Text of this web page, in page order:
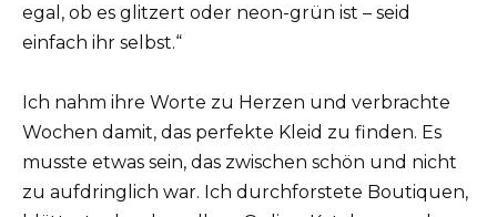
egal, ob es glitzert oder neon-grün ist – seid
einfach ihr selbst.“
Ich nahm ihre Worte zu Herzen und verbrachte
Wochen damit, das perfekte Kleid zu finden. Es
musste etwas sein, das zwischen schön und nicht
zu aufdringlich war. Ich durchforstete Boutiquen,